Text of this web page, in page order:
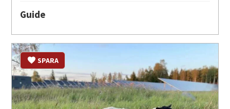
Guide
SPARA